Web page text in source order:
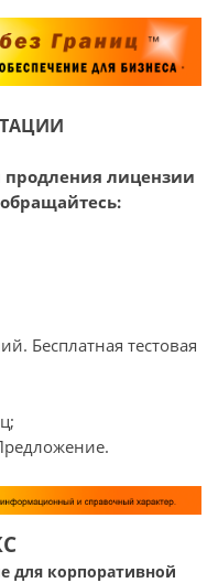
лицензии
Бесплатная тестовая
для корпоративной